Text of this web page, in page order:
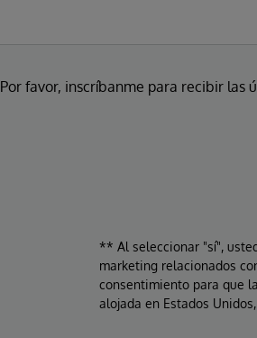
Por favor, inscríbanme para recibir las
** Al seleccionar "sí",
marketing relacionados
consentimiento para que
alojada en Estados